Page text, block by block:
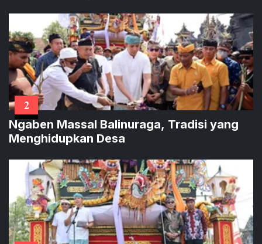
2
Ngaben Massal Balinuraga, Tradisi yang
Menghidupkan Desa